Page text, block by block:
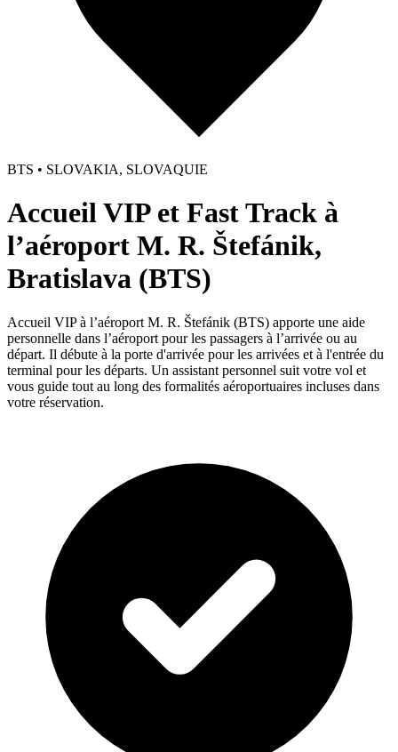
BTS • SLOVAKIA, SLOVAQUIE
Accueil VIP et Fast Track à
l’aéroport M. R. Štefánik,
Bratislava (BTS)
Accueil VIP à l’aéroport M. R. Štefánik (BTS) apporte une aide
personnelle dans l’aéroport pour les passagers à l’arrivée ou au
départ. Il débute à la porte d'arrivée pour les arrivées et à l'entrée du
terminal pour les départs. Un assistant personnel suit votre vol et
vous guide tout au long des formalités aéroportuaires incluses dans
votre réservation.